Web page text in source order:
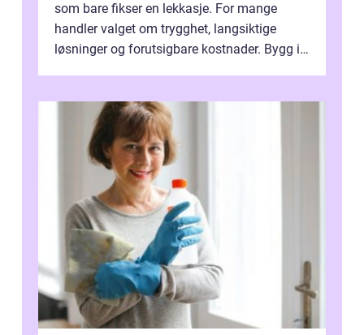
som bare fikser en lekkasje. For mange
handler valget om trygghet, langsiktige
løsninger og forutsigbare kostnader. Bygg i